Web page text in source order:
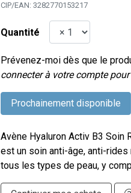
CIP/EAN: 3282770153217
Quantité
Prévenez-moi dès que le
connecter à votre compte
Prochainement disponible
Avène Hyaluron Activ B3 Soin
est un soin anti-âge, anti-
tous les types de peau, y